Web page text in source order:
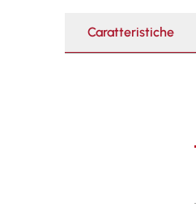
Caratteristiche